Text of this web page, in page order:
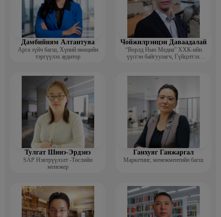
Дамбийням Алтантуяа
Арга зүйч багш, Хүний нөөцийн
тэргүүлэх аудитор
Чойжилрэнцэн Даваадалай
“Ворлд Нью Медиа” ХХК-ийн
үүсгэн байгуулагч, Гүйцэтгэх
Тулгат Шинэ-Эрдэнэ
SAP Нэвтрүүлэлт -Төслийн
менежер
Ганхуяг Ганжаргал
Маркетинг, менежментийн багш